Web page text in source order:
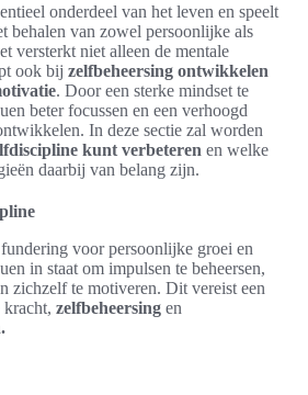
onderdeel van het leven en speelt
behalen van zowel persoonlijke als
versterkt niet alleen de mentale
ook bij zelfbeheersing ontwikkelen
. Door een sterke mindset te
beter focussen en een verhoogd
In deze sectie zal worden
kunt verbeteren en welke
daarbij van belang zijn.
voor persoonlijke groei en
in staat om impulsen te beheersen,
zichzelf te motiveren. Dit vereist een
kracht, zelfbeheersing en